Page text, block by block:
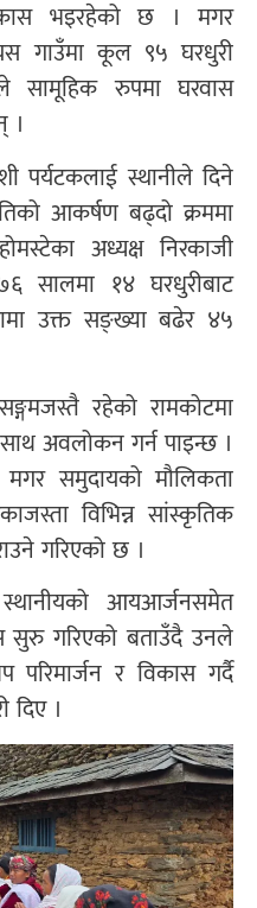
भइरहेको छ । मगर
गाउँमा कूल ९५ घरधुरी
सामूहिक रुपमा घरवास
।
पर्यटकलाई स्थानीले दिने
आकर्षण बढ्दो क्रममा
अध्यक्ष निरकाजी
१४ घरधुरीबाट
उक्त सङ्ख्या बढेर ४५
रहेको रामकोटमा
अवलोकन गर्न पाइन्छ ।
समुदायको मौलिकता
विभिन्न सांस्कृतिक
गरिएको छ ।
आयआर्जनसमेत
सुरु गरिएको बताउँदै उनले
र विकास गर्दै
दिए ।